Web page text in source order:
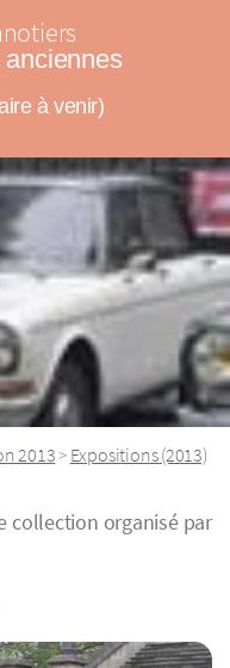
à venir)
2013> Expositions (2013)
collection organisé par